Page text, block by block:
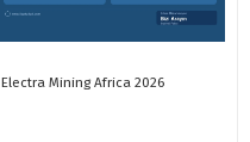
Electra Mining Africa 2026